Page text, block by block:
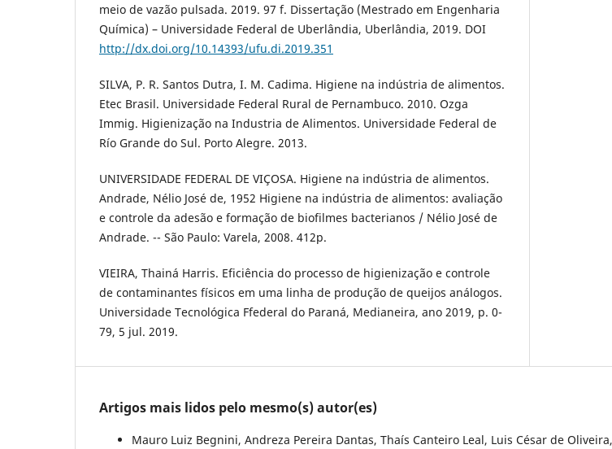
meio de vazão pulsada. 2019. 97 f. Dissertação (Mestrado em Engenharia
Química) – Universidade Federal de Uberlândia, Uberlândia, 2019. DOI
http://dx.doi.org/10.14393/ufu.di.2019.351
SILVA, P. R. Santos Dutra, I. M. Cadima. Higiene na indústria de alimentos.
Etec Brasil. Universidade Federal Rural de Pernambuco. 2010. Ozga
Immig. Higienização na Industria de Alimentos. Universidade Federal de
Río Grande do Sul. Porto Alegre. 2013.
UNIVERSIDADE FEDERAL DE VIÇOSA. Higiene na indústria de alimentos.
Andrade, Nélio José de, 1952 Higiene na indústria de alimentos: avaliação
e controle da adesão e formação de biofilmes bacterianos / Nélio José de
Andrade. -- São Paulo: Varela, 2008. 412p.
VIEIRA, Thainá Harris. Eficiência do processo de higienização e controle
de contaminantes físicos em uma linha de produção de queijos análogos.
Universidade Tecnológica Ffederal do Paraná, Medianeira, ano 2019, p. 0-
79, 5 jul. 2019.
Artigos mais lidos pelo mesmo(s) autor(es)
Mauro Luiz Begnini, Andreza Pereira Dantas, Thaís Canteiro Leal, Luis César de Oliveira,